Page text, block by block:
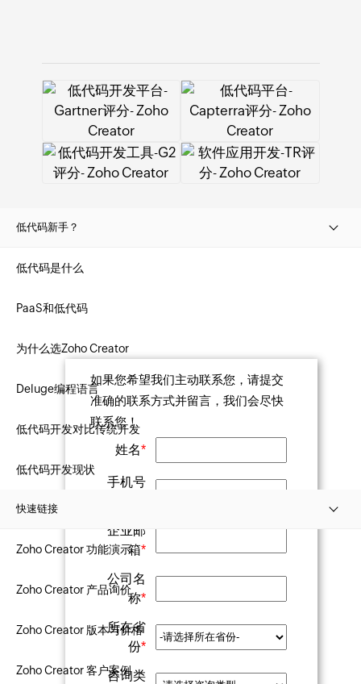
层
售前咨询电话：400-660-
8680 转806
010-82738868 转806
support@zohocorp.com.cn
关注Zoho微信公众号
如果您希望我们主动联系您，请提交
准确的联系方式并留言，我们会尽快
联系您！
姓名*
手机号
企业邮
箱*
公司名
称*
所在省
份*
咨询类
低代码新手？
低代码是什么
PaaS和低代码
为什么选Zoho Creator
Deluge编程语言
低代码开发对比传统开发
低代码开发现状
快速链接
Zoho Creator 功能演示
Zoho Creator 产品询价
Zoho Creator 版本与价格
Zoho Creator 客户案例